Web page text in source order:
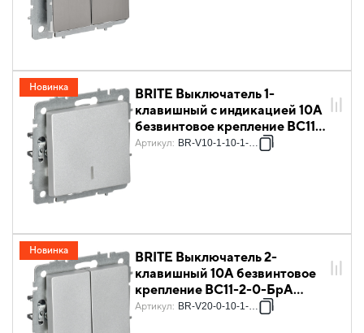
BRITE Выключатель 1-
клавишный с индикацией 10А
безвинтовое крепление ВС11-
1-1-БрА алюминий IEK
Артикул: BR-V10-1-10-1-K47
Новинка
BRITE Выключатель 2-
клавишный 10А безвинтовое
крепление ВС11-2-0-БрА
алюминий IEK
Артикул: BR-V20-0-10-1-K47
Новинка